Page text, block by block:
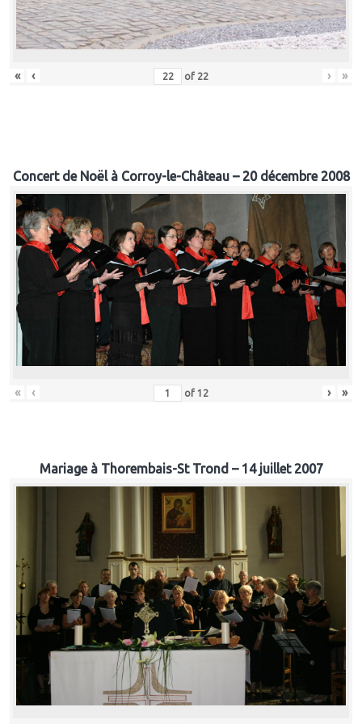
« ‹ of 22 › »
Concert de Noël à Corroy-le-Château – 20 décembre 2008
« ‹ of 12 › »
Mariage à Thorembais-St Trond – 14 juillet 2007